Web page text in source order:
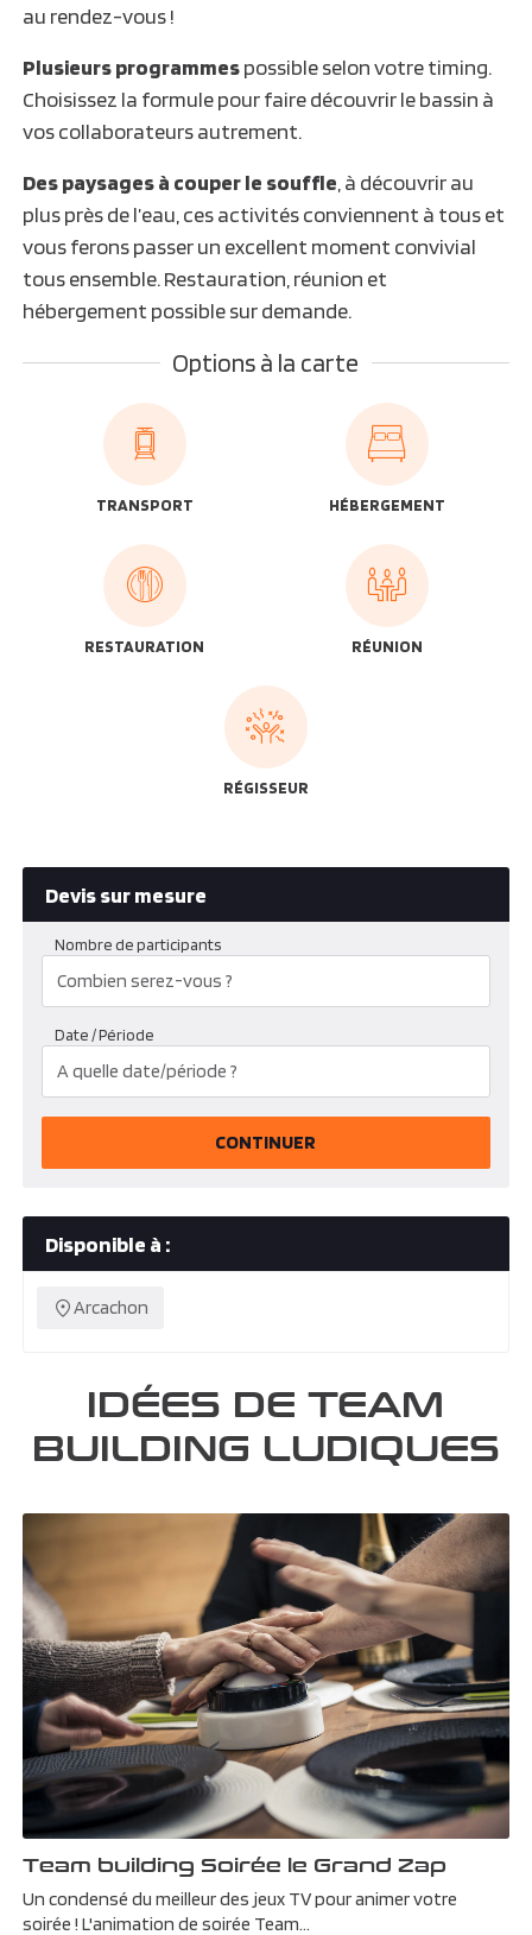
au rendez-vous !
Plusieurs programmespossible selon votre timing.
Choisissez la formule pour faire découvrir le bassin à
vos collaborateurs autrement.
Des paysages à couper le souffle , à découvrir au
plus près de l’eau, ces activités conviennent à tous et
vous ferons passer un excellent moment convivial
tous ensemble. Restauration, réunion et
hébergement possible sur demande.
Options à la carte
TRANSPORT HÉBERGEMENT
RESTAURATION RÉUNION
RÉGISSEUR
Devis sur mesure
Nombre de participants
Date / Période
CONTINUER
Disponible à :
Arcachon
IDÉES DE TEAM
BUILDING LUDIQUES
Team building Soirée le Grand Zap
Un condensé du meilleur des jeux TV pour animer votre
soirée ! L'animation de soirée Team...